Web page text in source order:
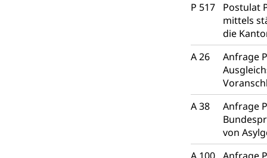
P 517
Postulat
mittels
die
A 26
Anfrage
A 38
Anfrage
von